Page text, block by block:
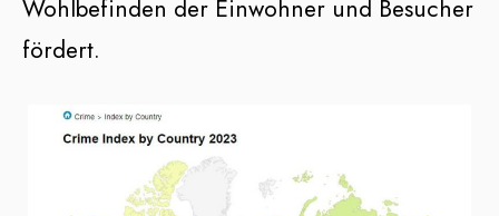
Wohlbefinden der Einwohner und Besucher
fördert.